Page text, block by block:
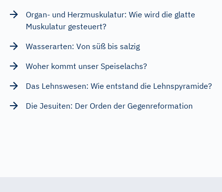
Organ- und Herzmuskulatur: Wie wird die glatte
Muskulatur gesteuert?
Wasserarten: Von süß bis salzig
Woher kommt unser Speiselachs?
Das Lehnswesen: Wie entstand die Lehnspyramide?
Die Jesuiten: Der Orden der Gegenreformation